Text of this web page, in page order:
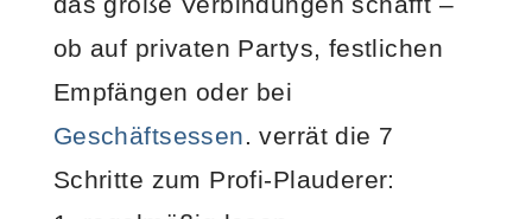
ob auf privaten Partys, festlichen
Empfängen oder bei
Geschäftsessen.verrät die 7
Schritte zum Profi-Plauderer: